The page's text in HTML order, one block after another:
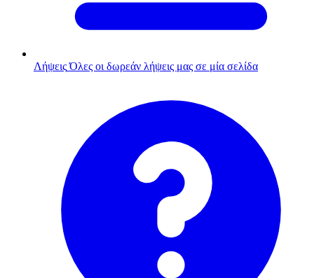
Λήψεις Όλες οι δωρεάν λήψεις μας σε μία σελίδα